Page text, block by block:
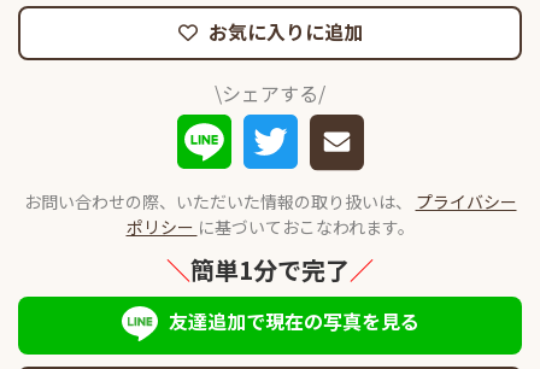
お気に入りに追加
\シェアする/
お問い合わせの際、いただいた情報の取り扱いは、 プライバシー
ポリシー に基づいておこなわれます。
＼簡単1分で完了／
友達追加で現在の写真を見る